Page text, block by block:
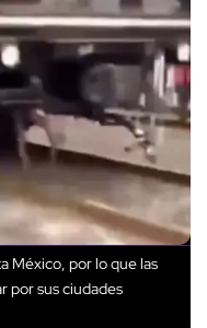
México, por lo que las
por sus ciudades